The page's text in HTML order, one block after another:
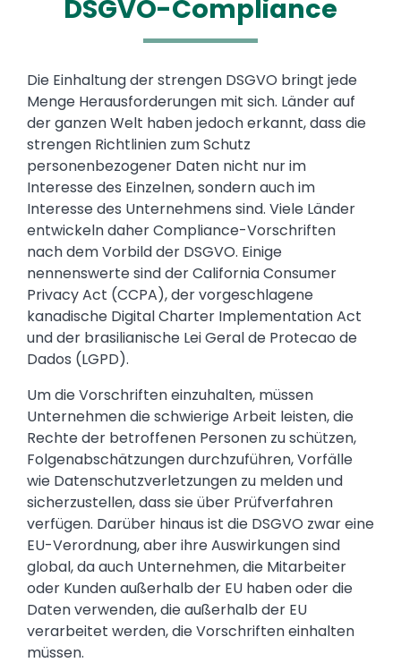
DSGVO-Compliance
Text
Die Einhaltung der strengen DSGVO bringt jede
Menge Herausforderungen mit sich. Länder auf
der ganzen Welt haben jedoch erkannt, dass die
strengen Richtlinien zum Schutz
personenbezogener Daten nicht nur im
Interesse des Einzelnen, sondern auch im
Interesse des Unternehmens sind. Viele Länder
entwickeln daher Compliance-Vorschriften
nach dem Vorbild der DSGVO. Einige
nennenswerte sind der California Consumer
Privacy Act (CCPA), der vorgeschlagene
kanadische Digital Charter Implementation Act
und der brasilianische Lei Geral de Protecao de
Dados (LGPD).
Um die Vorschriften einzuhalten, müssen
Unternehmen die schwierige Arbeit leisten, die
Rechte der betroffenen Personen zu schützen,
Folgenabschätzungen durchzuführen, Vorfälle
wie Datenschutzverletzungen zu melden und
sicherzustellen, dass sie über Prüfverfahren
verfügen. Darüber hinaus ist die DSGVO zwar eine
EU-Verordnung, aber ihre Auswirkungen sind
global, da auch Unternehmen, die Mitarbeiter
oder Kunden außerhalb der EU haben oder die
Daten verwenden, die außerhalb der EU
verarbeitet werden, die Vorschriften einhalten
müssen.